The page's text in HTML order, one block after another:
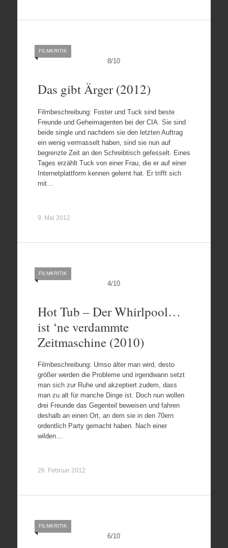
8/10
FILMKRITIK
Das gibt Ärger (2012)
Filmbeschreibung: Foster und Tuck sind beste
Freunde und Geheimagenten bei der CIA. Sie sind
beide single und nachdem sie den letzten Auftrag
ein wenig vermasselt haben, sind sie nun auf
begrenzte Zeit an den Schreibtisch gefesselt. Eines
Tages erzählt Tuck von einer Frau, die er auf einer
Internetplattform kennen gelernt hat. Er trifft sich
mit…
9. Mai 2012
4/10
FILMKRITIK
Hot Tub – Der Whirlpool…
ist ‘ne verdammte
Zeitmaschine (2010)
Filmbeschreibung: Umso älter man wird, desto
größer werden die Probleme und irgendwann setzt
man sich zur Ruhe und akzeptiert zudem, dass
man zu alt für manche Dinge ist. Doch nun wollen
drei Freunde das Gegenteil beweisen und fahren
deshalb an einen Ort, an dem sie in den 70ern
ordentlich Party gemacht haben. Nach einer
wilden…
26. Februar 2012
6/10
FILMKRITIK